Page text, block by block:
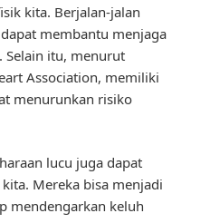
kita. Berjalan-jalan
membantu menjaga
Selain itu, menurut
Association, memiliki
menurunkan risiko
lucu juga dapat
Mereka bisa menjadi
mendengarkan keluh